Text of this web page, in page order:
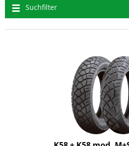
Suchfilter